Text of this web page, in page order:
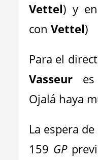
Vettel) y
conVettel)
Para el
Vasseur
Ojalá haya
La espera de
159 GP